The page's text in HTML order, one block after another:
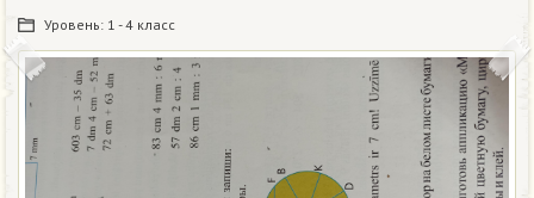
Уровень: 1 - 4 класс